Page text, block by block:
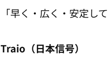
「早く・広く・安定し
Traio（日本信号）